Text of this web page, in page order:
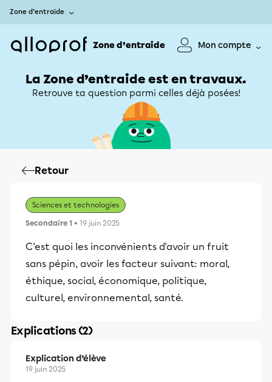
Zone d’entraide
Zone d’entraide Mon compte
La Zone d’entraide est en travaux.
Retrouve ta question parmi celles déjà posées!
Retour
Sciences et technologies
Secondaire 1 • 19 juin 2025
C'est quoi les inconvénients d'avoir un fruit
sans pépin, avoir les facteur suivant: moral,
éthique, social, économique, politique,
culturel, environnemental, santé.
Explications (2)
Explication d’élève
19 juin 2025